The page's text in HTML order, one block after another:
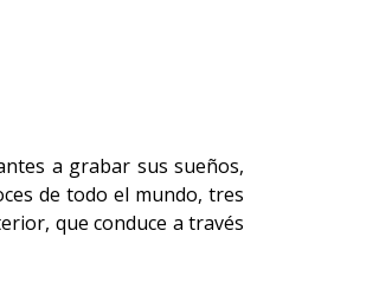
a grabar sus sueños,
de todo el mundo, tres
que conduce a través